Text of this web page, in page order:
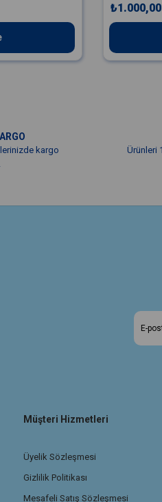
₺1.000,00
kargo
Ürünleri
Müşteri Hizmetleri
Üyelik Sözleşmesi
Gizlilik Politikası
Mesafeli Satış Sözleşmesi